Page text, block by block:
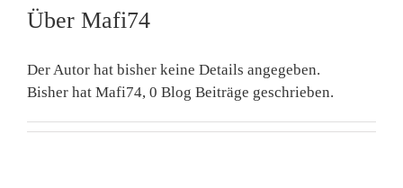
Über Mafi74
Der Autor hat bisher keine Details angegeben.
Bisher hat Mafi74, 0 Blog Beiträge geschrieben.